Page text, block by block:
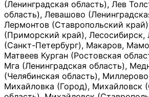
(Ленинградская область), Лев
область), Левашово
Лермонтов (Ставропольский
(Приморский край), Лесосибирск,
(Санкт-Петербург), Макаров,
Матвеев Курган (Ростовская
Мга (Ленинградская область),
(Челябинская область),
Михайловка (Город), Михайловск